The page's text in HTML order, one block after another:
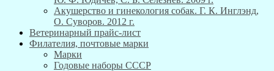
Акушерство и гинекология собак. Г. К. Инглэнд,
О. Суворов. 2012 г.
Ветеринарный прайс-лист
Филателия, почтовые марки
Марки
Годовые наборы СССР